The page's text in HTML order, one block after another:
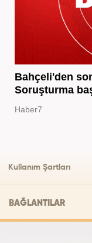
Bahçeli'den
Soruşturma
Haber7
Kullanım Şartları
BAĞLANTILAR